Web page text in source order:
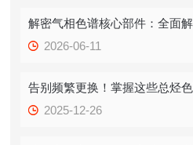
解密气相色谱核心部件：全面
2026-06-11
2025-12-26